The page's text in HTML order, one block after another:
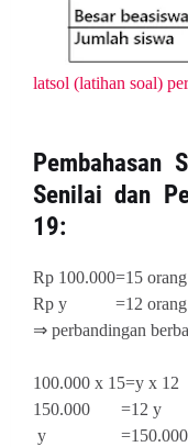
latsol (latihan soal)
Pembahasan
Senilai dan
19:
Rp 100.000=15 orang
Rp y =12 orang
⇒ perbandingan
100.000 x 15=y x 12
150.000 =12 y
y =150.000 :